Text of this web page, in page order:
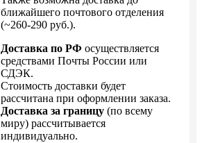
ближайшего почтового отделения
(~260-290 руб.).
Доставка по РФ осуществляется
средствами Почты России или
СДЭК.
Стоимость доставки будет
рассчитана при оформлении заказа.
Доставка за границу (по всему
миру) рассчитывается
индивидуально.